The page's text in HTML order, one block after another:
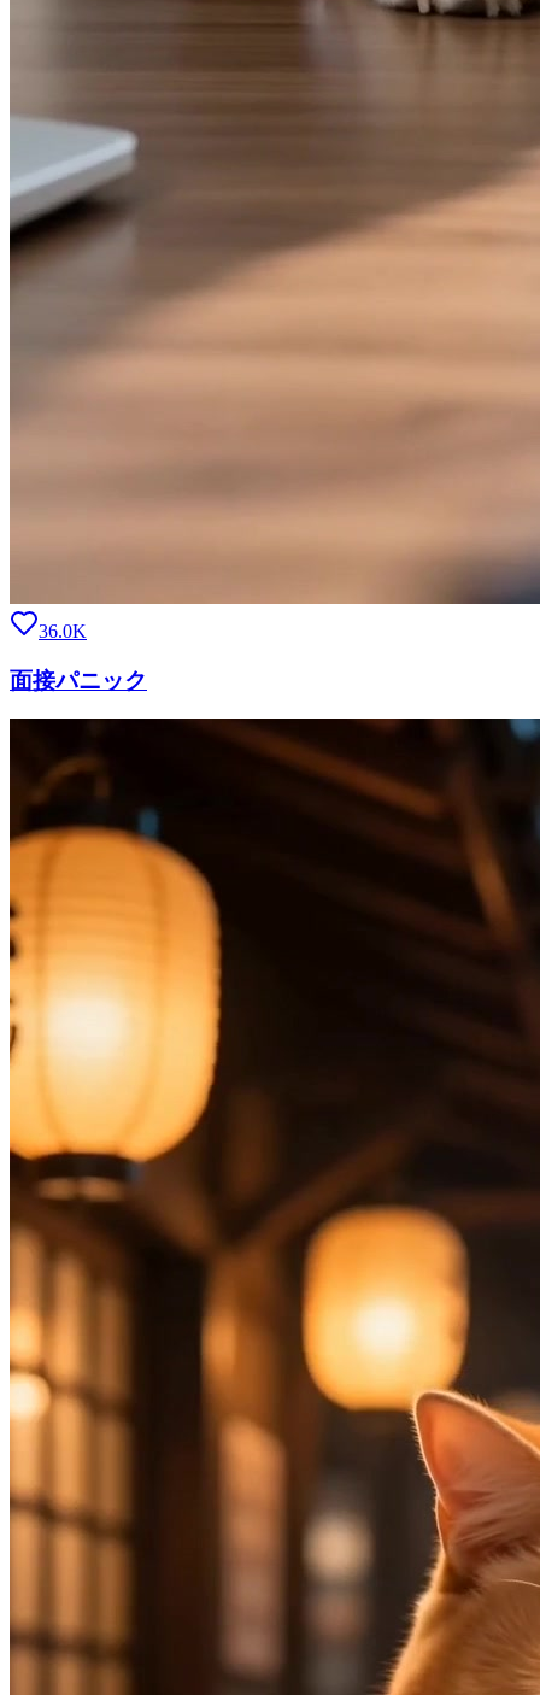
36.0K
面接パニック